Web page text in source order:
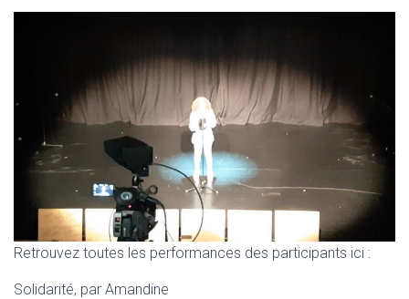
Retrouvez toutes les performances des participants ici :
Solidarité, par Amandine